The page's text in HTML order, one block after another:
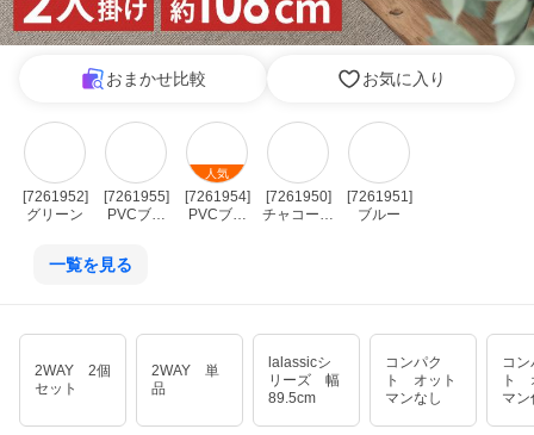
おまかせ比較 お気に入り
[7261952]
グリーン
[7261955]
PVCブラ
人気
[7261954]
PVCブラ
[7261950]
チャコール
[7261951]
ブルー
一覧を見る
2WAY 2個
セット
2WAY 単
品
lalassicシ
リーズ 幅
89.5cm
コンパク
ト オット
マンなし
コ
ト
マン